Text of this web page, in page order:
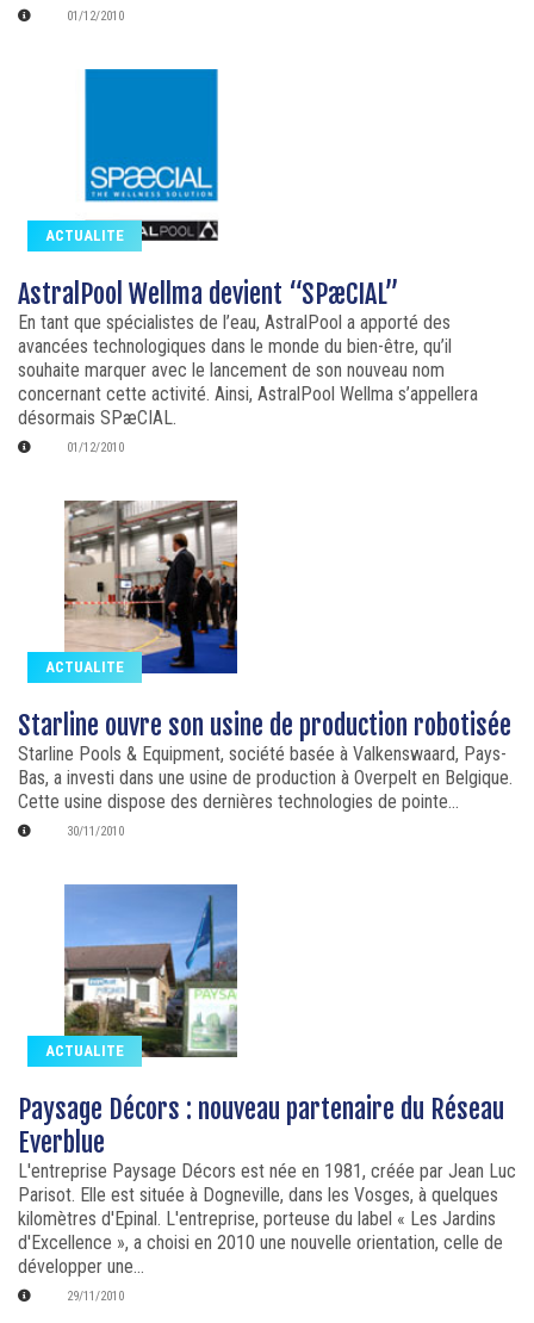
01/12/2010
ACTUALITE
AstralPool Wellma devient “SPæCIAL”
En tant que spécialistes de l’eau, AstralPool a apporté des
avancées technologiques dans le monde du bien-être, qu’il
souhaite marquer avec le lancement de son nouveau nom
concernant cette activité. Ainsi, AstralPool Wellma s’appellera
désormais SPæCIAL.
01/12/2010
ACTUALITE
Starline ouvre son usine de production robotisée
Starline Pools & Equipment, société basée à Valkenswaard, Pays-
Bas, a investi dans une usine de production à Overpelt en Belgique.
Cette usine dispose des dernières technologies de pointe...
30/11/2010
ACTUALITE
Paysage Décors : nouveau partenaire du Réseau
Everblue
L'entreprise Paysage Décors est née en 1981, créée par Jean Luc
Parisot. Elle est située à Dogneville, dans les Vosges, à quelques
kilomètres d'Epinal. L'entreprise, porteuse du label « Les Jardins
d'Excellence », a choisi en 2010 une nouvelle orientation, celle de
développer une...
29/11/2010